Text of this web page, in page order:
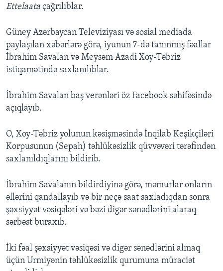
Ettelaata çağrılıblar.
Güney Azərbaycan Televiziyası və sosial mediada
paylaşılan xəbərlərə görə, iyunun 7-də tanınmış fəallar
İbrahim Savalan və Meysəm Azadi Xoy-Təbriz
istiqamətində saxlanılıblar.
İbrahim Savalan baş verənləri öz Facebook səhifəsində
açıqlayıb.
O, Xoy-Təbriz yolunun kəsişməsində İnqilab Keşikçiləri
Korpusunun (Sepah) təhlükəsizlik qüvvəvəri tərəfindən
saxlanıldıqlarını bildirib.
İbrahim Savalanın bildirdiyinə görə, məmurlar onların
əllərini qandallayıb və bir neçə saat saxladıqdan sonra
şəxsiyyət vəsiqələri və bəzi digər sənədlərini alaraq
sərbəst buraxıb.
İki fəal şəxsiyyət vəsiqəsi və digər sənədlərini almaq
üçün Urmiyənin təhlükəsizlik qurumuna müraciət